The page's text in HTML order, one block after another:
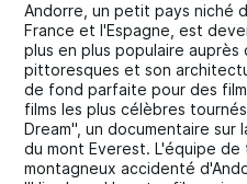
Andorre, un petit pays niché
France et l'Espagne, est
plus en plus populaire
pittoresques et son
de fond parfaite pour des
films les plus célèbres
Dream", un documentaire sur
du mont Everest. L'équipe
montagneux accidenté